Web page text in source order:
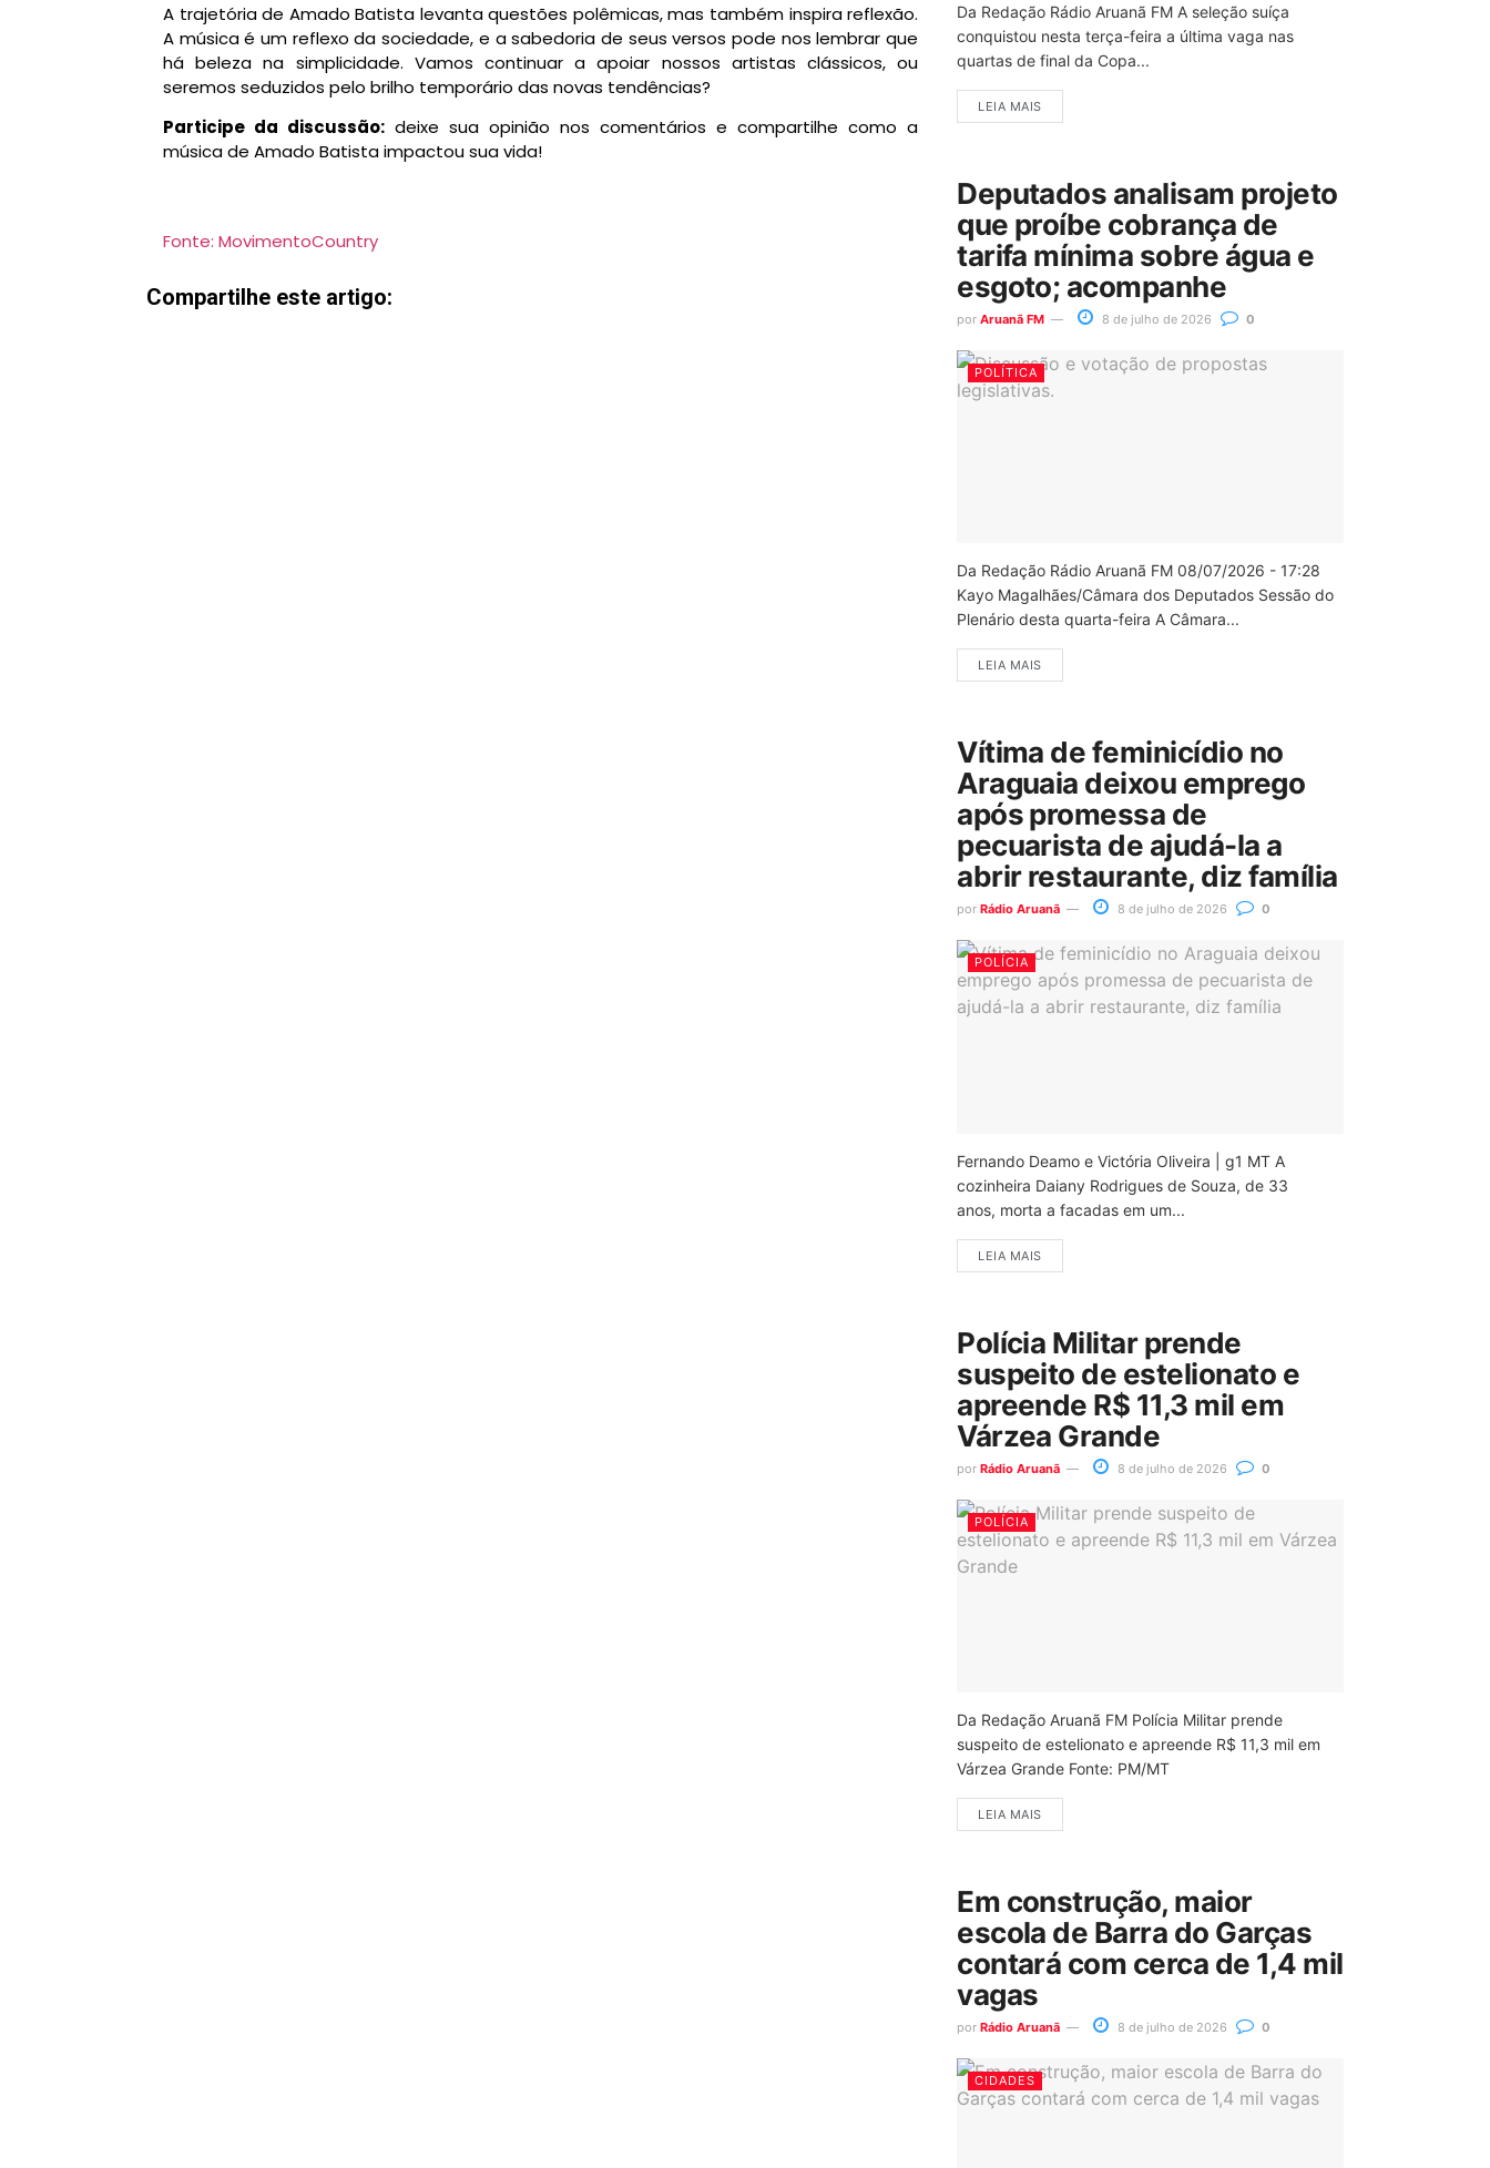
A trajetória de Amado Batista levanta questões polêmicas, mas também inspira reflexão.
A música é um reflexo da sociedade, e a sabedoria de seus versos pode nos lembrar que
há beleza na simplicidade. Vamos continuar a apoiar nossos artistas clássicos, ou
seremos seduzidos pelo brilho temporário das novas tendências?
Participe da discussão: deixe sua opinião nos comentários e compartilhe como a
música de Amado Batista impactou sua vida!
Fonte: MovimentoCountry
Compartilhe este artigo:
Da Redação Rádio Aruanã FM A seleção suíça
conquistou nesta terça-feira a última vaga nas
quartas de final da Copa...
LEIA MAIS
Deputados analisam projeto
que proíbe cobrança de
tarifa mínima sobre água e
esgoto; acompanhe
por Aruanã FM 8 de julho de 2026 0
POLÍTICA
Da Redação Rádio Aruanã FM 08/07/2026 - 17:28
Kayo Magalhães/Câmara dos Deputados Sessão do
Plenário desta quarta-feira A Câmara...
LEIA MAIS
Vítima de feminicídio no
Araguaia deixou emprego
após promessa de
pecuarista de ajudá-la a
abrir restaurante, diz família
por Rádio Aruanã 8 de julho de 2026 0
POLÍCIA
Fernando Deamo e Victória Oliveira | g1 MT A
cozinheira Daiany Rodrigues de Souza, de 33
anos, morta a facadas em um...
LEIA MAIS
Polícia Militar prende
suspeito de estelionato e
apreende R$ 11,3 mil em
Várzea Grande
por Rádio Aruanã 8 de julho de 2026 0
POLÍCIA
Da Redação Aruanã FM Polícia Militar prende
suspeito de estelionato e apreende R$ 11,3 mil em
Várzea Grande Fonte: PM/MT
LEIA MAIS
Em construção, maior
escola de Barra do Garças
contará com cerca de 1,4 mil
vagas
por Rádio Aruanã 8 de julho de 2026 0
CIDADES